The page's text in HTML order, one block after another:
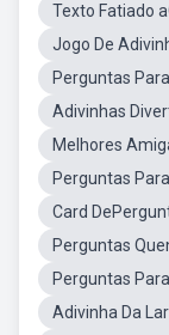
Texto Fatiado
Jogo De
Perguntas
Adivinhas
Melhores
Perguntas
Card
Perguntas
Perguntas
Adivinha Da